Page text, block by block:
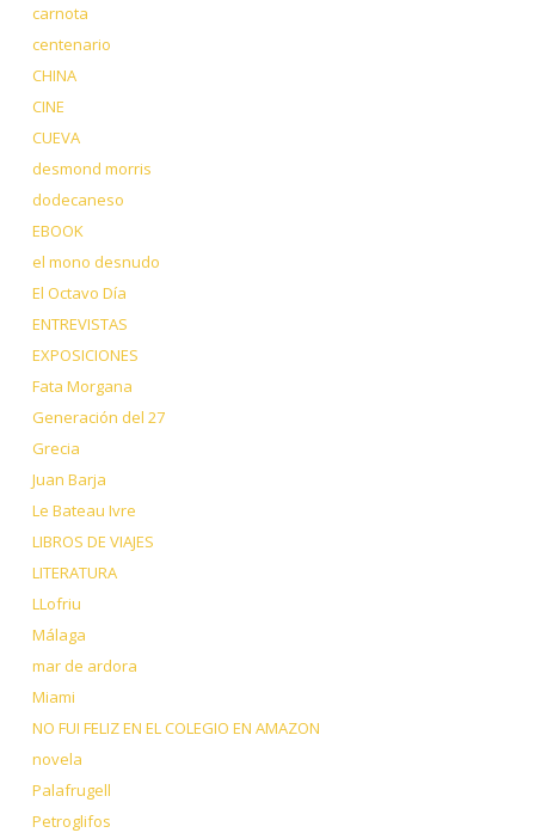
carnota
centenario
CHINA
CINE
CUEVA
desmond morris
dodecaneso
EBOOK
el mono desnudo
El Octavo Día
ENTREVISTAS
EXPOSICIONES
Fata Morgana
Generación del 27
Grecia
Juan Barja
Le Bateau Ivre
LIBROS DE VIAJES
LITERATURA
LLofriu
Málaga
mar de ardora
Miami
NO FUI FELIZ EN EL COLEGIO EN AMAZON
novela
Palafrugell
Petroglifos